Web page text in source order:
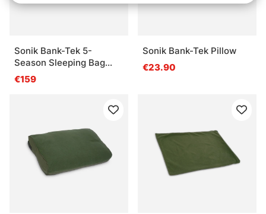
Sonik Bank-Tek 5-
Season Sleeping Bag
Wide
€159
Sonik Bank-Tek Pillow
€23.90